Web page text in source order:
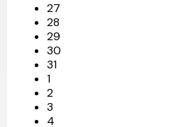
27
28
29
30
31
1
2
3
4